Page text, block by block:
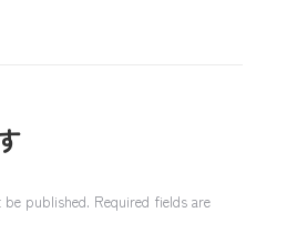
published. Required fields are